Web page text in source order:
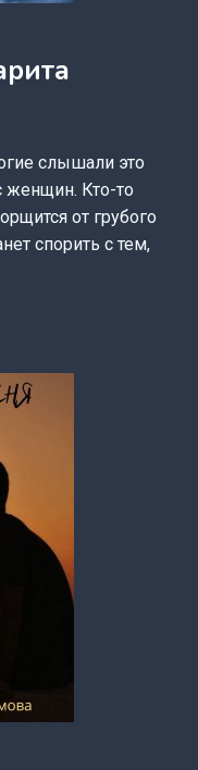
слышали это
женщин. Кто-то
от грубого
спорить с тем,